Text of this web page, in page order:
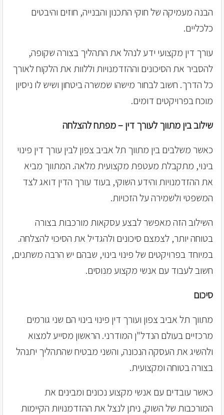
הבנה מעמיקה של חוקי התכנון והבנייה, חוזים והיבטים
כלכליים.
עורך דין מקצועי ידע לנהל את התהליך בצורה שקופה,
להסביר את הסיכונים וההזדמנויות וללוות את הלקוח לאורך
כל הדרך. חשוב לבחור מישהו שמשרה ביטחון ושיש לו ניסיון
מוכח בפרויקטים דומים.
שילוב בין מתווך לעורך דין – מפתח להצלחה
כאשר משלבים בין מתווך תל אביב צפון לבין עורך דין פינוי
בינוי, מתקבלת מעטפת מקצועית מלאה. המתווך מביא
את ההזדמנויות והידע השוקי, בעוד עורך הדין דואג לצד
המשפטי ולשמירה על הזכויות.
השילוב הזה מאפשר לבצע עסקאות מורכבות בצורה
בטוחה יותר, לצמצם סיכונים ולהגדיל את הסיכוי להצלחה.
במיוחד בפרויקטים של פינוי בינוי, שבהם יש הרבה משתנים,
חשוב לעבוד עם אנשי מקצוע מנוסים.
סיכום
מתווך תל אביב צפון ועורך דין פינוי בינוי הם שני גורמים
מרכזיים בעולם הנדל"ן המודרני. הראשון מסייע למצוא
ולהשיג את העסקה הנכונה, והשני מבטיח שהתהליך יתנהל
בצורה בטוחה ומקצועית.
כאשר עובדים עם אנשי מקצוע נכונים ומבינים את
המורכבות של השוק, ניתן לנצל את ההזדמנויות הקיימות